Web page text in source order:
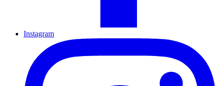
Instagram